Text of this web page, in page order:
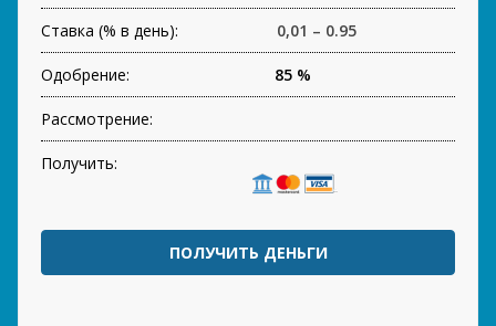
Ставка (% в день): 0,01 – 0.95
Одобрение: 85 %
Рассмотрение:
Получить:
ПОЛУЧИТЬ ДЕНЬГИ